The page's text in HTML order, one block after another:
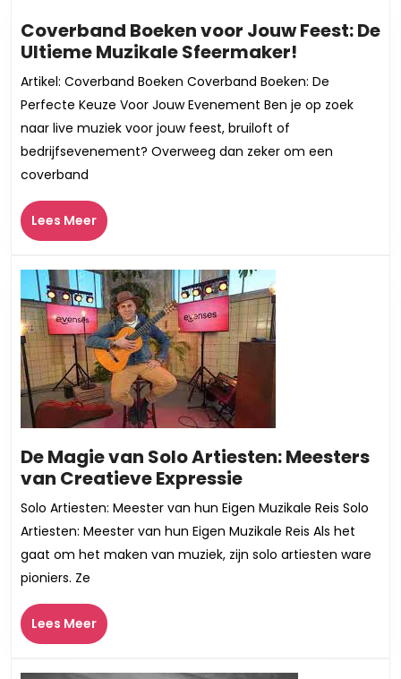
Coverband Boeken voor Jouw Feest: De
Ultieme Muzikale Sfeermaker!
Boeken
voor
Jouw
De
Artikel: Coverband Boeken Coverband Boeken: De
Perfecte Keuze Voor Jouw Evenement Ben je op zoek
naar live muziek voor jouw feest, bruiloft of
bedrijfsevenement? Overweeg dan zeker om een
coverband
Lees MeerLees
Meer
De Magie van Solo Artiesten: Meesters
van Creatieve ExpressieDe
Magie
van
Solo
Artiesten:
Solo Artiesten: Meester van hun Eigen Muzikale Reis Solo
Artiesten: Meester van hun Eigen Muzikale Reis Als het
gaat om het maken van muziek, zijn solo artiesten ware
pioniers. Ze
Lees MeerLees
Meer